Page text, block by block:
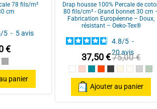
78 fils/m²
cm
/5 - 5avis
€
/ Dark grey
White
Gris Clair / Light Grey
panier
Drap housse 100% Percale de
80 fils/cm² - Grand bonnet 30 cm
Fabrication Européenne – Doux,
résistant – Oeko-Tex®
4.8/5 -
20 avis
37,50 €75,00 €
BlancRose poudré / Light pink
Bleu Canard
Terracotta
Anthracite
MasticNaturel
gris
Ajouter au panier